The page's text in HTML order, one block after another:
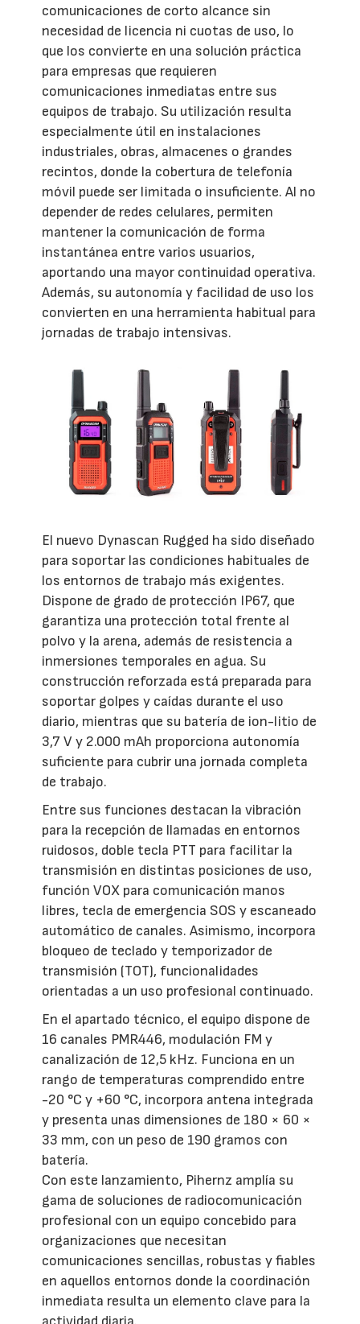
comunicaciones de corto alcance sin
necesidad de licencia ni cuotas de uso, lo
que los convierte en una solución práctica
para empresas que requieren
comunicaciones inmediatas entre sus
equipos de trabajo. Su utilización resulta
especialmente útil en instalaciones
industriales, obras, almacenes o grandes
recintos, donde la cobertura de telefonía
móvil puede ser limitada o insuficiente. Al no
depender de redes celulares, permiten
mantener la comunicación de forma
instantánea entre varios usuarios,
aportando una mayor continuidad operativa.
Además, su autonomía y facilidad de uso los
convierten en una herramienta habitual para
jornadas de trabajo intensivas.
El nuevo Dynascan Rugged ha sido diseñado
para soportar las condiciones habituales de
los entornos de trabajo más exigentes.
Dispone de grado de protección IP67, que
garantiza una protección total frente al
polvo y la arena, además de resistencia a
inmersiones temporales en agua. Su
construcción reforzada está preparada para
soportar golpes y caídas durante el uso
diario, mientras que su batería de ion-litio de
3,7 V y 2.000 mAh proporciona autonomía
suficiente para cubrir una jornada completa
de trabajo.
Entre sus funciones destacan la vibración
para la recepción de llamadas en entornos
ruidosos, doble tecla PTT para facilitar la
transmisión en distintas posiciones de uso,
función VOX para comunicación manos
libres, tecla de emergencia SOS y escaneado
automático de canales. Asimismo, incorpora
bloqueo de teclado y temporizador de
transmisión (TOT), funcionalidades
orientadas a un uso profesional continuado.
En el apartado técnico, el equipo dispone de
16 canales PMR446, modulación FM y
canalización de 12,5 kHz. Funciona en un
rango de temperaturas comprendido entre
-20 °C y +60 °C, incorpora antena integrada
y presenta unas dimensiones de 180 × 60 ×
33 mm, con un peso de 190 gramos con
batería.
Con este lanzamiento, Pihernz amplía su
gama de soluciones de radiocomunicación
profesional con un equipo concebido para
organizaciones que necesitan
comunicaciones sencillas, robustas y fiables
en aquellos entornos donde la coordinación
inmediata resulta un elemento clave para la